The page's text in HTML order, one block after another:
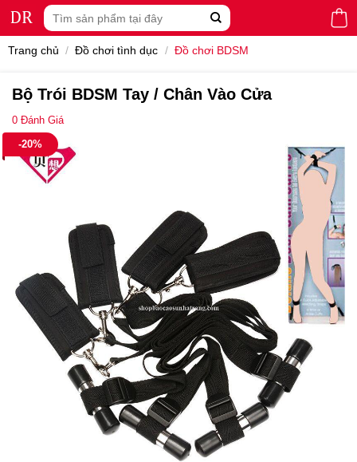
Tìm
kiếm:
Trang chủ / Đồ chơi tình dục / Đồ chơi BDSM
Bộ Trói BDSM Tay / Chân Vào Cửa
0 Đánh Giá
-20%